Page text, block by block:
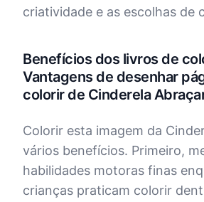
criatividade e as escolhas de
Benefícios dos livros de
Vantagens de desenhar
colorir de Cinderela
Colorir esta imagem da
vários benefícios. Primeiro,
habilidades motoras finas
crianças praticam colorir